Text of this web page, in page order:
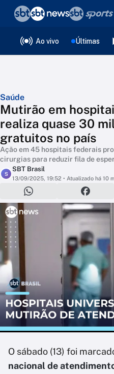
Ao vivo Últimas
Saúde
Mutirão em
realiza quase 30
gratuitos no país
Ação em 45 hospitais federais
cirurgias para reduzir fila de
S
SBT Brasil
13/09/2025, 19:52 • Atualizado há 10
O sábado (13) foi
nacional de
❮voltar
Editorias